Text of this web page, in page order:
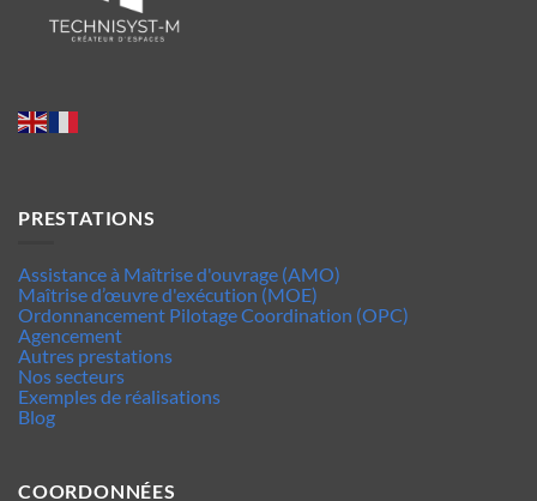
PRESTATIONS
Assistance à Maîtrise d'ouvrage (AMO)
Maîtrise d’œuvre d'exécution (MOE)
Ordonnancement Pilotage Coordination (OPC)
Agencement
Autres prestations
Nos secteurs
Exemples de réalisations
Blog
COORDONNÉES